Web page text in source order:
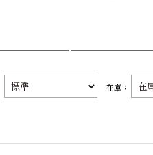
在庫：